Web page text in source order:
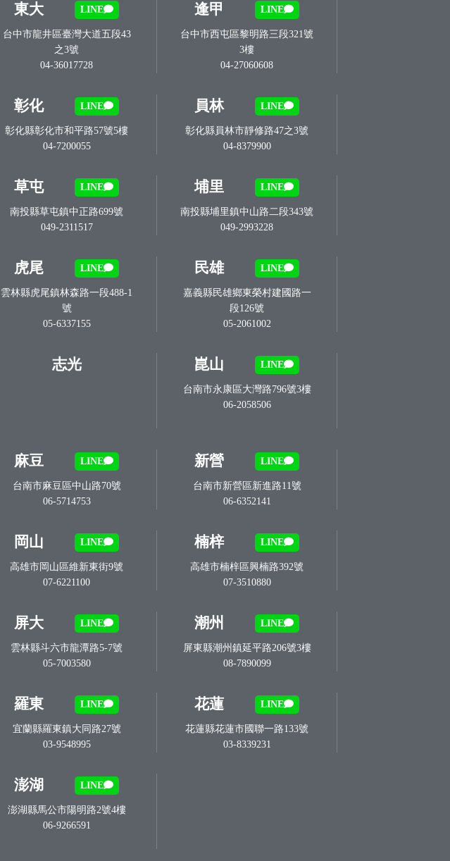
東大 LINE
台中市龍井區臺灣大道五段43
之3號
04-36017728
逢甲 LINE
台中市西屯區黎明路三段321號
3樓
04-27060608
彰化 LINE
彰化縣彰化市和平路57號5樓
04-7200055
員林 LINE
彰化縣員林市靜修路47之3號
04-8379900
草屯 LINE
南投縣草屯鎮中正路699號
049-2311517
埔里 LINE
南投縣埔里鎮中山路二段343號
049-2993228
虎尾 LINE
雲林縣虎尾鎮林森路一段488-1
號
05-6337155
民雄 LINE
嘉義縣民雄鄉東榮村建國路一
段126號
05-2061002
志光 崑山 LINE
台南市永康區大灣路796號3樓
06-2058506
麻豆 LINE
台南市麻豆區中山路70號
06-5714753
新營 LINE
台南市新營區新進路11號
06-6352141
岡山 LINE
高雄市岡山區維新東街9號
07-6221100
楠梓 LINE
高雄市楠梓區興楠路392號
07-3510880
屏大 LINE
雲林縣斗六市龍潭路5-7號
05-7003580
潮州 LINE
屏東縣潮州鎮延平路206號3樓
08-7890099
羅東 LINE
宜蘭縣羅東鎮大同路27號
03-9548995
花蓮 LINE
花蓮縣花蓮市國聯一路133號
03-8339231
澎湖 LINE
澎湖縣馬公市陽明路2號4樓
06-9266591